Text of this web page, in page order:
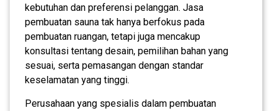
kebutuhan dan preferensi pelanggan. Jasa
pembuatan sauna tak hanya berfokus pada
pembuatan ruangan, tetapi juga mencakup
konsultasi tentang desain, pemilihan bahan yang
sesuai, serta pemasangan dengan standar
keselamatan yang tinggi.
Perusahaan yang spesialis dalam pembuatan